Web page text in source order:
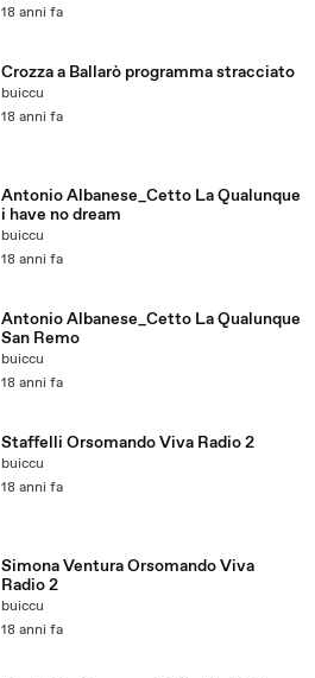
18 anni fa
Crozza a Ballarò programma stracciato
buiccu
18 anni fa
Antonio Albanese_Cetto La Qualunque
i have no dream
buiccu
18 anni fa
Antonio Albanese_Cetto La Qualunque
San Remo
buiccu
18 anni fa
Staffelli Orsomando Viva Radio 2
buiccu
18 anni fa
Simona Ventura Orsomando Viva
Radio 2
buiccu
18 anni fa